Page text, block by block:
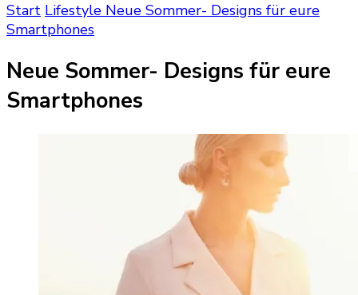
Start Lifestyle Neue Sommer- Designs für eure
Smartphones
Neue Sommer- Designs für eure
Smartphones